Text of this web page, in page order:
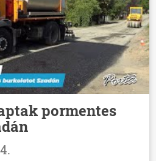
pormentes